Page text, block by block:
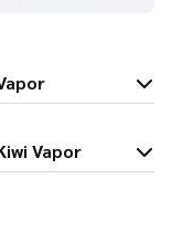
Vapor
- Kiwi Vapor